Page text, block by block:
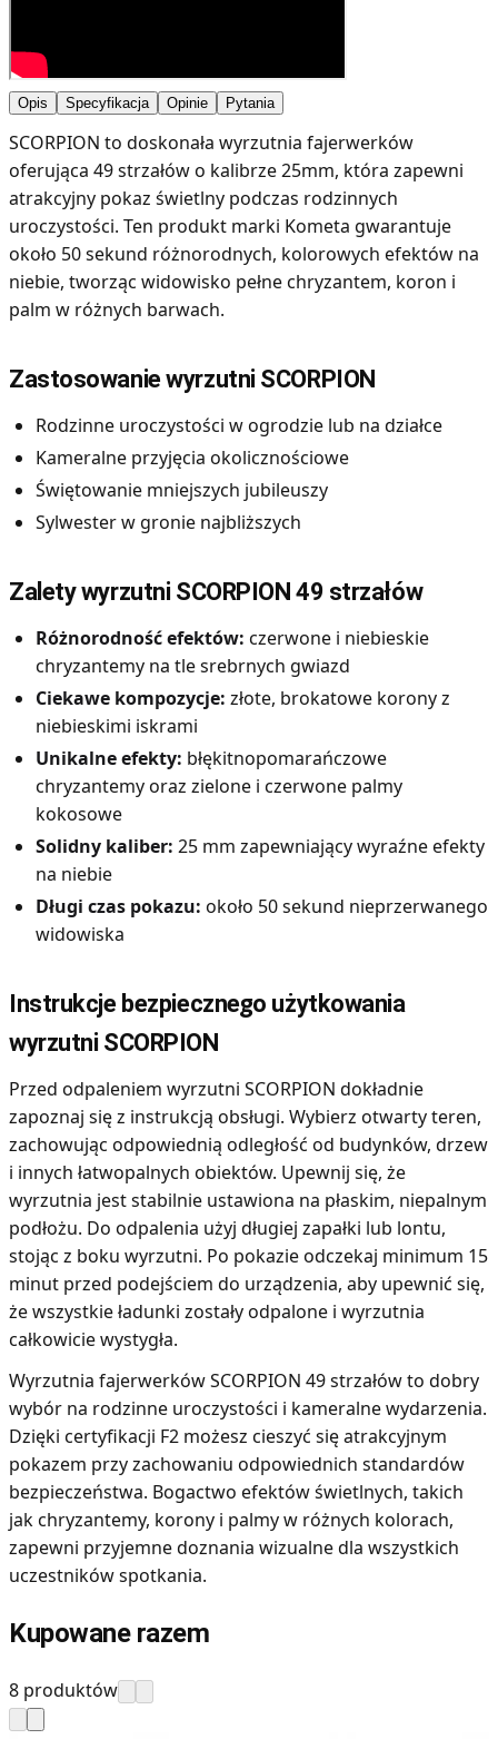
Opis Specyfikacja Opinie Pytania
SCORPION to doskonała wyrzutnia fajerwerków
oferująca 49 strzałów o kalibrze 25mm, która zapewni
atrakcyjny pokaz świetlny podczas rodzinnych
uroczystości. Ten produkt marki Kometa gwarantuje
około 50 sekund różnorodnych, kolorowych efektów na
niebie, tworząc widowisko pełne chryzantem, koron i
palm w różnych barwach.
Zastosowanie wyrzutni SCORPION
Rodzinne uroczystości w ogrodzie lub na działce
Kameralne przyjęcia okolicznościowe
Świętowanie mniejszych jubileuszy
Sylwester w gronie najbliższych
Zalety wyrzutni SCORPION 49 strzałów
Różnorodność efektów: czerwone i niebieskie
chryzantemy na tle srebrnych gwiazd
Ciekawe kompozycje: złote, brokatowe korony z
niebieskimi iskrami
Unikalne efekty: błękitnopomarańczowe
chryzantemy oraz zielone i czerwone palmy
kokosowe
Solidny kaliber: 25 mm zapewniający wyraźne efekty
na niebie
Długi czas pokazu: około 50 sekund nieprzerwanego
widowiska
Instrukcje bezpiecznego użytkowania
wyrzutni SCORPION
Przed odpaleniem wyrzutni SCORPION dokładnie
zapoznaj się z instrukcją obsługi. Wybierz otwarty teren,
zachowując odpowiednią odległość od budynków, drzew
i innych łatwopalnych obiektów. Upewnij się, że
wyrzutnia jest stabilnie ustawiona na płaskim, niepalnym
podłożu. Do odpalenia użyj długiej zapałki lub lontu,
stojąc z boku wyrzutni. Po pokazie odczekaj minimum 15
minut przed podejściem do urządzenia, aby upewnić się,
że wszystkie ładunki zostały odpalone i wyrzutnia
całkowicie wystygła.
Wyrzutnia fajerwerków SCORPION 49 strzałów to dobry
wybór na rodzinne uroczystości i kameralne wydarzenia.
Dzięki certyfikacji F2 możesz cieszyć się atrakcyjnym
pokazem przy zachowaniu odpowiednich standardów
bezpieczeństwa. Bogactwo efektów świetlnych, takich
jak chryzantemy, korony i palmy w różnych kolorach,
zapewni przyjemne doznania wizualne dla wszystkich
uczestników spotkania.
Kupowane razem
8 produktów